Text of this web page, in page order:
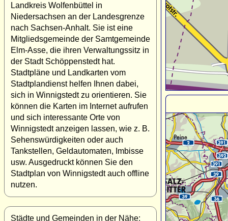
Landkreis Wolfenbüttel in
Niedersachsen an der Landesgrenze
nach Sachsen-Anhalt. Sie ist eine
Mitgliedsgemeinde der Samtgemeinde
Elm-Asse, die ihren Verwaltungssitz in
der Stadt Schöppenstedt hat.
Stadtpläne und Landkarten vom
Stadtplandienst helfen Ihnen dabei,
sich in Winnigstedt zu orientieren. Sie
können die Karten im Internet aufrufen
und sich interessante Orte von
Winnigstedt anzeigen lassen, wie z. B.
Sehenswürdigkeiten oder auch
Tankstellen, Geldautomaten, Imbisse
usw. Ausgedruckt können Sie den
Stadtplan von Winnigstedt auch offline
nutzen.
Städte und Gemeinden in der Nähe: